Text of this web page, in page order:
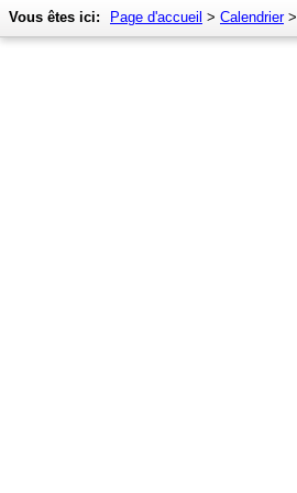
Vous êtes ici: Page d'accueil > Calendrier>